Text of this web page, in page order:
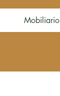
Mobiliario